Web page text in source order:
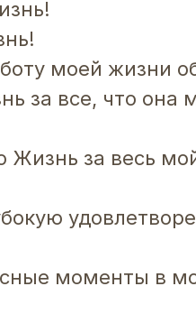
моей жизни
за все, что она
Жизнь за весь
моменты в